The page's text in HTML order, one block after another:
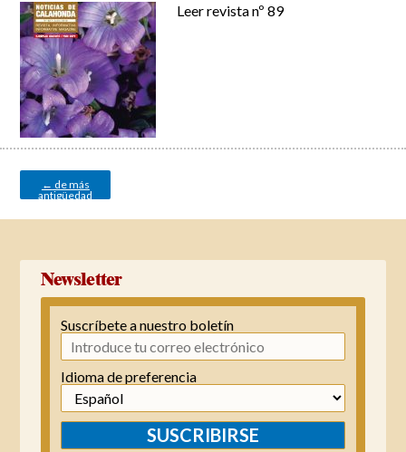
Leer revista nº 89
Navegación
de
entradas
← de más
antigüedad
Newsletter
Suscríbete a nuestro boletín
Idioma de preferencia
SUSCRIBIRSE